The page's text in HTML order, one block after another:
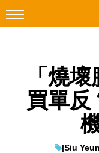
Facebook
科技焦點
「燒
買單反
|Siu